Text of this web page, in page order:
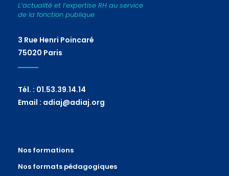
L’actualité et l’expertise RH au service
de la fonction publique
3 Rue Henri Poincaré
75020 Paris
Tél. : 01.53.39.14.14
Email : adiaj@adiaj.org
Nos formations
Nos formats pédagogiques